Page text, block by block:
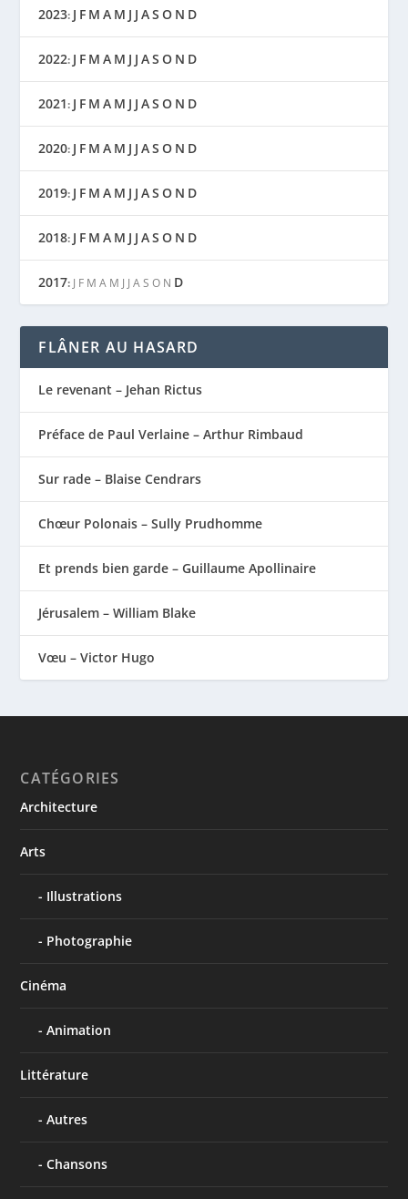
2023: J F M A M J J AS O N D
2022: J F M A M J J AS O N D
2021: J F M A M J J AS O N D
2020: J F M A M J J AS O N D
2019: J F M A M J J AS O N D
2018: J F M A M J J AS O N D
2017: J F M A M J J A S O N D
FLÂNER AU HASARD
Le revenant – Jehan Rictus
Préface de Paul Verlaine – Arthur Rimbaud
Sur rade – Blaise Cendrars
Chœur Polonais – Sully Prudhomme
Et prends bien garde – Guillaume Apollinaire
Jérusalem – William Blake
Vœu – Victor Hugo
CATÉGORIES
Architecture
Arts
Illustrations
Photographie
Cinéma
Animation
Littérature
Autres
Chansons